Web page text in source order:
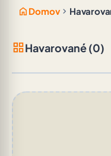
home Domov chevron_right
grid_viewHavarované (0)